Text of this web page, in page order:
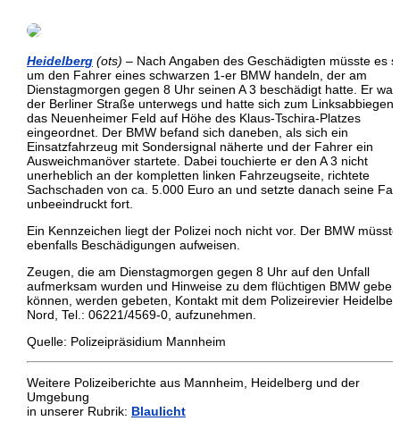
Heidelberg (ots) – Nach Angaben des Geschädigten müsste es
um den Fahrer eines schwarzen 1-er BMW handeln, der am
Dienstagmorgen gegen 8 Uhr seinen A 3 beschädigt hatte. Er
der Berliner Straße unterwegs und hatte sich zum Linksabbiegen
das Neuenheimer Feld auf Höhe des Klaus-Tschira-Platzes
eingeordnet. Der BMW befand sich daneben, als sich ein
Einsatzfahrzeug mit Sondersignal näherte und der Fahrer ein
Ausweichmanöver startete. Dabei touchierte er den A 3 nicht
unerheblich an der kompletten linken Fahrzeugseite, richtete
Sachschaden von ca. 5.000 Euro an und setzte danach seine
unbeeindruckt fort.
Ein Kennzeichen liegt der Polizei noch nicht vor. Der BMW müsste
ebenfalls Beschädigungen aufweisen.
Zeugen, die am Dienstagmorgen gegen 8 Uhr auf den Unfall
aufmerksam wurden und Hinweise zu dem flüchtigen BMW geben
können, werden gebeten, Kontakt mit dem Polizeirevier
Nord, Tel.: 06221/4569-0, aufzunehmen.
Quelle: Polizeipräsidium Mannheim
Weitere Polizeiberichte aus Mannheim, Heidelberg und der
Umgebung
in unserer Rubrik: Blaulicht